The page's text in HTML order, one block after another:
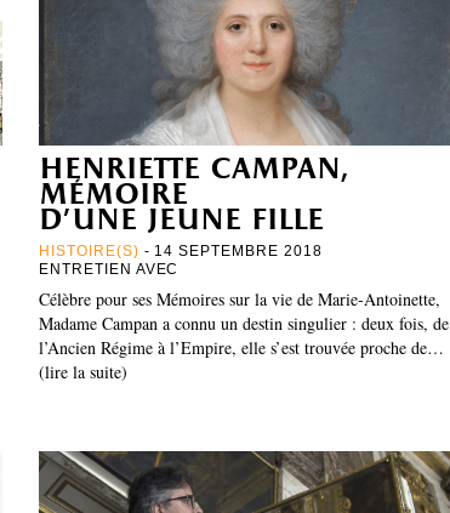
henriette campan,
mémoire
d’une jeune fille
HISTOIRE(S) - 14 SEPTEMBRE 2018
ENTRETIEN AVEC
Célèbre pour ses Mémoires sur la vie de Marie-Antoinette,
Madame Campan a connu un destin singulier : deux fois, de
l’Ancien Régime à l’Empire, elle s’est trouvée proche de…
(lire la suite)